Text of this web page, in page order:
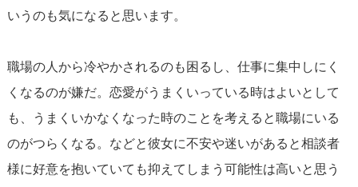
いうのも気になると思います。
職場の人から冷やかされるのも困るし、仕事に集中しにく
くなるのが嫌だ。恋愛がうまくいっている時はよいとして
も、うまくいかなくなった時のことを考えると職場にいる
のがつらくなる。などと彼女に不安や迷いがあると相談者
様に好意を抱いていても抑えてしまう可能性は高いと思う